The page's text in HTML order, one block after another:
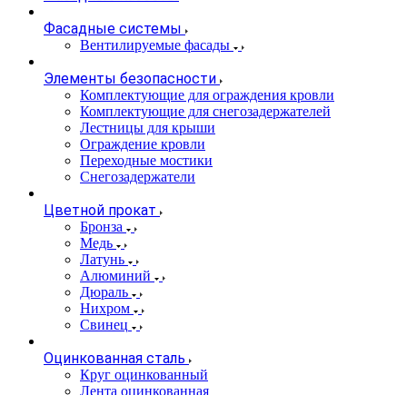
Фасадные системы
Вентилируемые фасады
Элементы безопасности
Комплектующие для ограждения кровли
Комплектующие для снегозадержателей
Лестницы для крыши
Ограждение кровли
Переходные мостики
Снегозадержатели
Цветной прокат
Бронза
Медь
Латунь
Алюминий
Дюраль
Нихром
Свинец
Оцинкованная сталь
Круг оцинкованный
Лента оцинкованная